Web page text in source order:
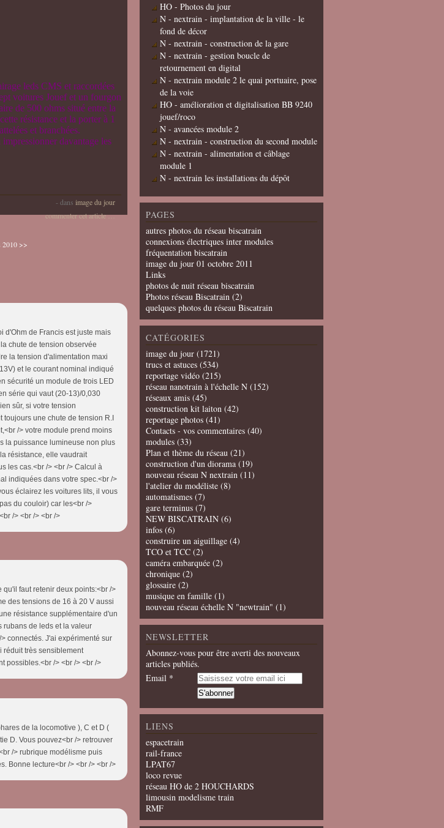
leds CMS et raccordées
voitures Jouef et un fourgon
de 500 ohms situé entre la
résistance et la porter à 1
et branchées.
davantage les
- dans image du jour
commenter cet article…
2010 >>
d'Ohm de Francis est juste mais
chute de tension observée
la tension d'alimentation maxi
et le courant nominal indiqué
sécurité un module de trois LED
série qui vaut (20-13)/0,030
sûr, si votre tension
une chute de tension R.I
/> votre module prend moins
la puissance lumineuse non plus
résistance, elle vaudrait
les cas.<br /> <br /> Calcul à
indiquées dans votre spec.<br />
éclairez les voitures lits, il vous
du couloir) car les<br />
/> <br /> <br />
faut retenir deux points:<br />
des tensions de 16 à 20 V aussi
résistance supplémentaire d'un
rubans de leds et la valeur
connectés. J'ai expérimenté sur
réduit très sensiblement
possibles.<br /> <br /> <br />
de la locomotive ), C et D (
D. Vous pouvez<br /> retrouver
/> rubrique modélisme puis
Bonne lecture<br /> <br /> <br />
HO - Photos du jour
N - nextrain - implantation de la ville - le
fond de décor
N - nextrain - construction de la gare
N - nextrain - gestion boucle de
retournement en digital
N - nextrain module 2 le quai portuaire, pose
de la voie
HO - amélioration et digitalisation BB 9240
jouef/roco
N - avancées module 2
N - nextrain - construction du second module
N - nextrain - alimentation et câblage
module 1
N - nextrain les installations du dépôt
PAGES
autres photos du réseau biscatrain
connexions électriques inter modules
fréquentation biscatrain
image du jour 01 octobre 2011
Links
photos de nuit réseau biscatrain
Photos réseau Biscatrain (2)
quelques photos du réseau Biscatrain
CATÉGORIES
image du jour (1721)
trucs et astuces (534)
reportage vidéo (215)
réseau nanotrain à l'échelle N (152)
réseaux amis (45)
construction kit laiton (42)
reportage photos (41)
Contacts - vos commentaires (40)
modules (33)
Plan et thème du réseau (21)
construction d'un diorama (19)
nouveau réseau N nextrain (11)
l'atelier du modéliste (8)
automatismes (7)
gare terminus (7)
NEW BISCATRAIN (6)
infos (6)
construire un aiguillage (4)
TCO et TCC (2)
caméra embarquée (2)
chronique (2)
glossaire (2)
musique en famille (1)
nouveau réseau échelle N "newtrain" (1)
NEWSLETTER
Abonnez-vous pour être averti des nouveaux
articles publiés.
Email
LIENS
espacetrain
rail-france
LPAT67
loco revue
réseau HO de 2 HOUCHARDS
limousin modelisme train
RMF